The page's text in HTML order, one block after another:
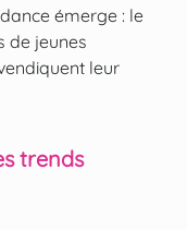
émerge : le
de jeunes
leur
trends